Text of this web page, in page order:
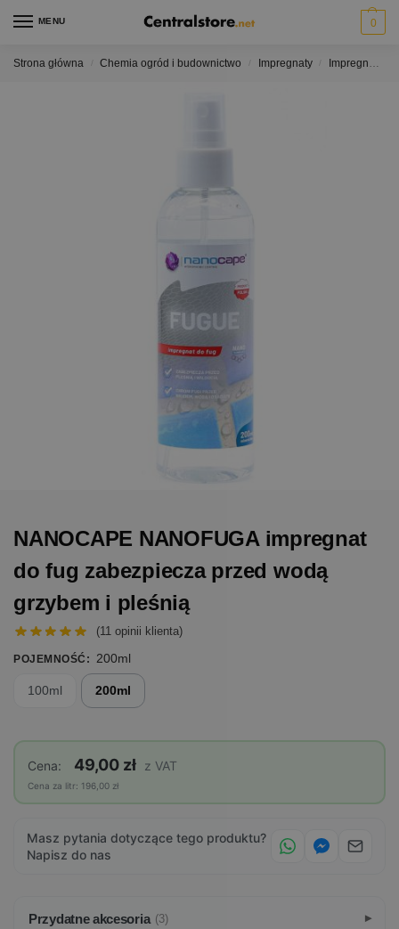
MENU 0
Strona główna Chemia ogród i budownictwo Impregnaty Impregnaty do gipsu i fugi
NANOCAPE NANOFUGA impregnat
do fug zabezpiecza przed wodą
grzybem i pleśnią
(11 opinii klienta)
POJEMNOŚĆ : 200ml
100ml 200ml
Cena: 49,00 zł z VAT
Cena za litr: 196,00 zł
Masz pytania dotyczące tego produktu?
Napisz do nas
Przydatne akcesoria (3)